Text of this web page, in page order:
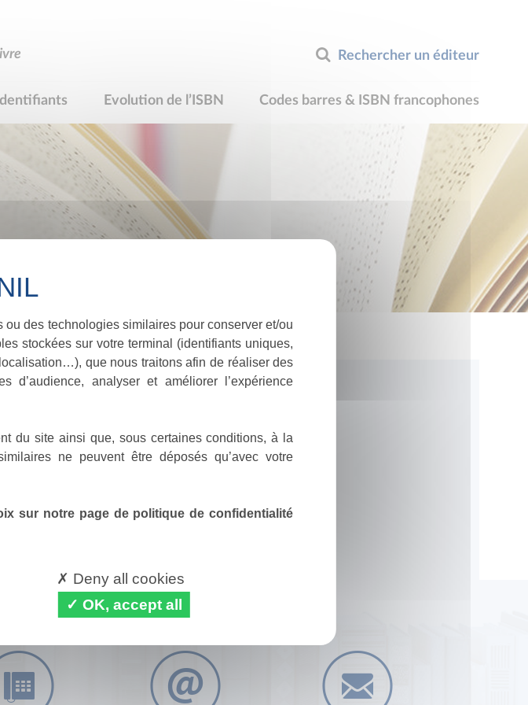
Rechercher un éditeur
Evolution de l’ISBN Codes barres & ISBN francophones
des technologies similaires pour conserver et/ou
stockées sur votre terminal (identifiants uniques,
que nous traitons afin de réaliser des
d’audience, analyser et améliorer l’expérience
du site ainsi que, sous certaines conditions, à la
ne peuvent être déposés qu’avec votre
sur notre page de politique de confidentialité
Deny all cookies
OK, accept all